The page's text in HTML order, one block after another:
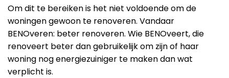
Om dit te bereiken is het niet voldoende om de
woningen gewoon te renoveren. Vandaar
BENOveren: beter renoveren. Wie BENOveert, die
renoveert beter dan gebruikelijk om zijn of haar
woning nog energiezuiniger te maken dan wat
verplicht is.